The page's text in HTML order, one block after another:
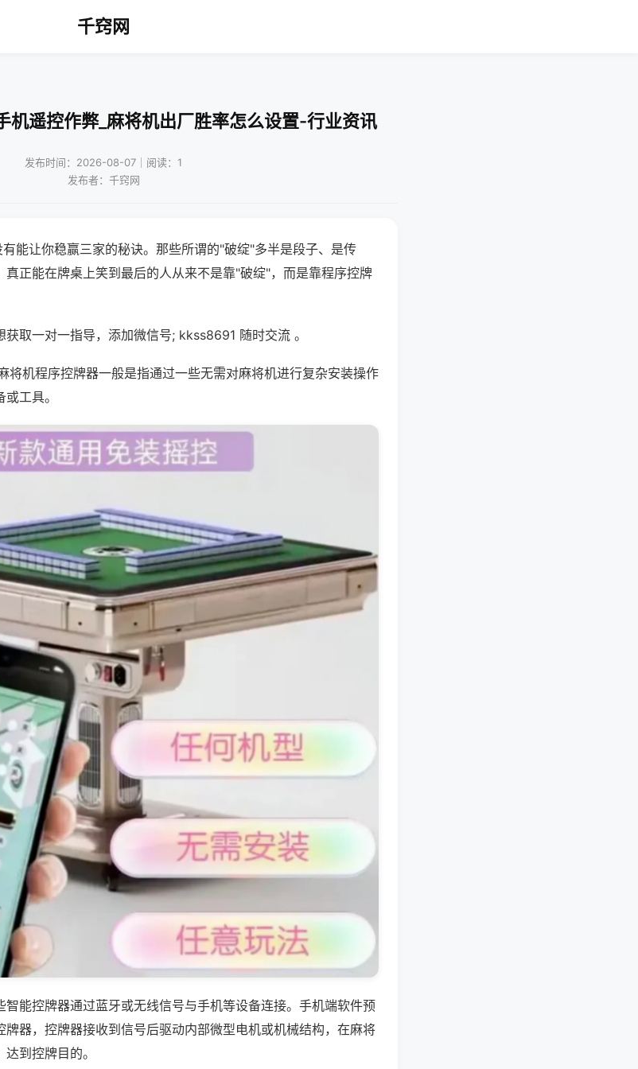
千窍网
机遥控作弊_麻将机出厂胜率怎么设置-行业资讯
发布时间：2026-08-07｜阅读：1
发布者：千窍网
能让你稳赢三家的秘诀。那些所谓的"破绽"多半是段子、是传
正能在牌桌上笑到最后的人从来不是靠"破绽"，而是靠程序控牌
取一对一指导，添加微信号; kkss8691 随时交流 。
将机程序控牌器一般是指通过一些无需对麻将机进行复杂安装操作
工具。
智能控牌器通过蓝牙或无线信号与手机等设备连接。手机端软件预
器，控牌器接收到信号后驱动内部微型电机或机械结构，在麻将
到控牌目的。